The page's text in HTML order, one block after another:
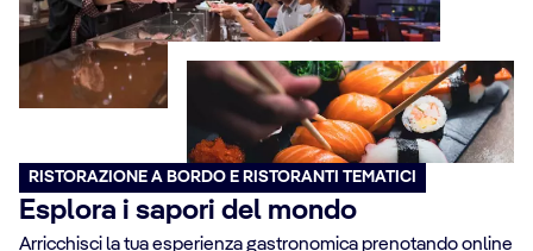
RISTORAZIONE A BORDO E RISTORANTI TEMATICI
Esplora i sapori del mondo
Arricchisci la tua esperienza gastronomica prenotando online